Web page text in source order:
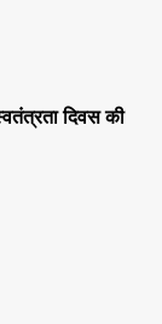
दिवस की